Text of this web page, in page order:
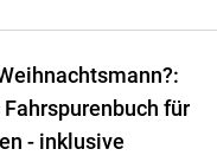
für
- inklusive